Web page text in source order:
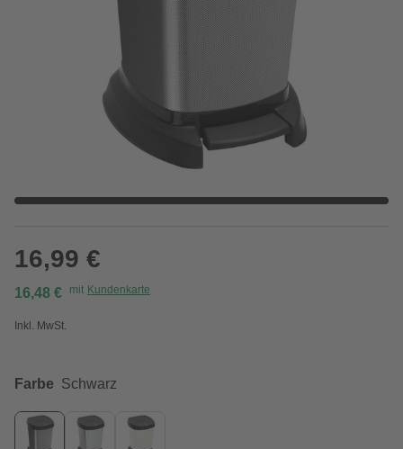
16,99 €
16,48 € mit Kundenkarte
Inkl. MwSt.
Farbe Schwarz